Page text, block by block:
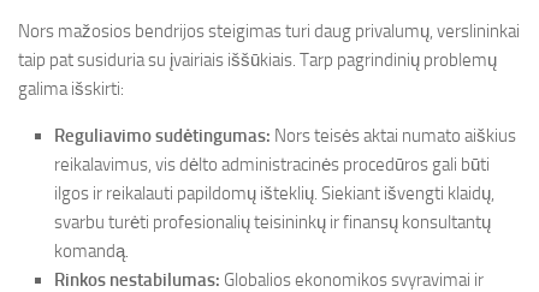
Nors mažosios bendrijos steigimas turi daug privalumų, verslininkai
taip pat susiduria su įvairiais iššūkiais. Tarp pagrindinių problemų
galima išskirti:
Reguliavimo sudėtingumas: Nors teisės aktai numato aiškius
reikalavimus, vis dėlto administracinės procedūros gali būti
ilgos ir reikalauti papildomų išteklių. Siekiant išvengti klaidų,
svarbu turėti profesionalių teisininkų ir finansų konsultantų
komandą.
Rinkos nestabilumas: Globalios ekonomikos svyravimai ir